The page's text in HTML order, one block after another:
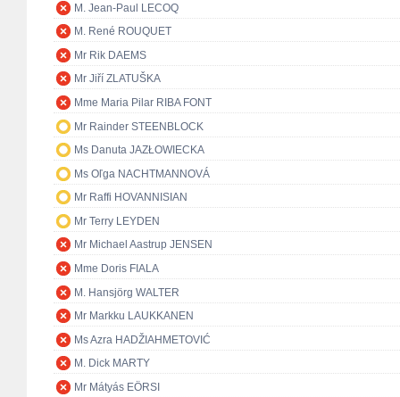
M. Jean-Paul LECOQ
M. René ROUQUET
Mr Rik DAEMS
Mr Jiří ZLATUŠKA
Mme Maria Pilar RIBA FONT
Mr Rainder STEENBLOCK
Ms Danuta JAZŁOWIECKA
Ms Oľga NACHTMANNOVÁ
Mr Raffi HOVANNISIAN
Mr Terry LEYDEN
Mr Michael Aastrup JENSEN
Mme Doris FIALA
M. Hansjörg WALTER
Mr Markku LAUKKANEN
Ms Azra HADŽIAHMETOVIĆ
M. Dick MARTY
Mr Mátyás EÖRSI